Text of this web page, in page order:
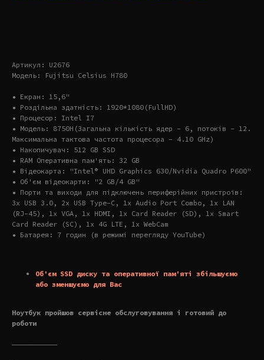
Артикул: U2676
Модель: Fujitsu Celsius H780
• Екран: 15,6"
• Роздільна здатність: 1920*1080(FullHD)
• Процесор: Intel I7
• Модель: 8750H(Загальна кількість ядер – 6, потоків – 12.
Максимальна тактова частота процесора – 4.10 GHz)
• Накопичувач: 512 GB SSD
• RAM Оперативна пам'ять: 32 GB
• Відеокарта: "Intel® UHD Graphics 630/Nvidia Quadro P600"
• Об'єм відеокарти: "2 GB/4 GB"
• Порти та виходи для підключень периферійних пристроїв:
3x USB 3.0, 2x USB Type-C, 1x Audio Port Combo, 1x LAN
(RJ-45), 1x VGA, 1x HDMI, 1x Card Reader (SD), 1x Smart
Card Reader (SC), 1x 4G LTE, 1x WebCam
• Батарея: 7 годин (в режимі перегляду YouTube)
Об'єм SSD диску та оперативної пам'яті збільшуємо
або зменшуємо для Вас
Ноутбук пройшов сервісне обслуговування і готовий до
роботи
———————————